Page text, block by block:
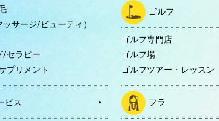
ッサージ/ビューティ）
/セラピー
プリメント
ビス
ゴルフ
ゴルフ専門店
ゴルフ場
ゴルフツアー・レッスン
フラ